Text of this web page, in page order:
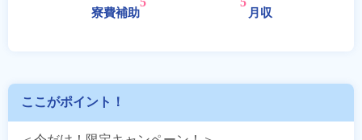
ここがポイント！